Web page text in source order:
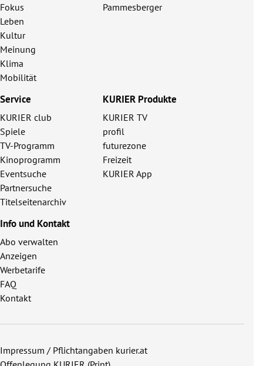
Fokus
Leben
Kultur
Meinung
Klima
Mobilität
Pammesberger
Service
KURIER club
Spiele
TV-Programm
Kinoprogramm
Eventsuche
Partnersuche
Titelseitenarchiv
KURIER Produkte
KURIER TV
profil
futurezone
Freizeit
KURIER App
Info und Kontakt
Abo verwalten
Anzeigen
Werbetarife
FAQ
Kontakt
Impressum / Pflichtangaben kurier.at